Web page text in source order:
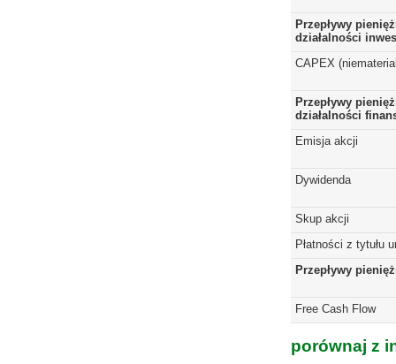
Przepływy
działalności
CAPEX
Przepływy
działalności
Emisja akcji
Dywidenda
Skup akcji
Płatności z tytułu
Przepływy
Free Cash Flow
porównaj z